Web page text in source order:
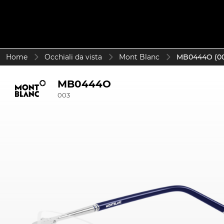
Home Occhiali da vista Mont Blanc MB0444O
MB0444O
003